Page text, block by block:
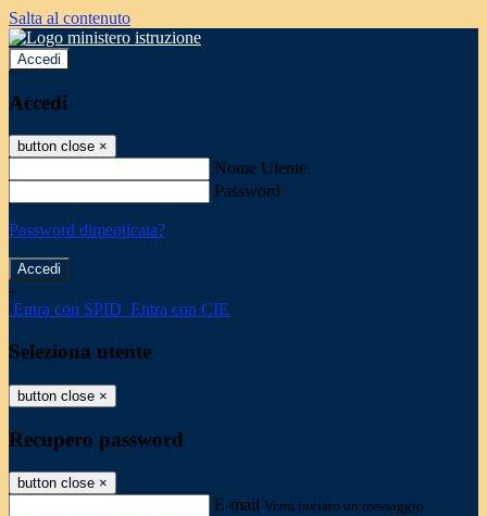
Salta al contenuto
Accedi
Accedi
button close ×
Nome Utente
Password
Password dimenticata?
-
Entra con SPID Entra con CIE
Seleziona utente
button close ×
Recupero password
button close ×
E-mail Verrà inviato un messaggio